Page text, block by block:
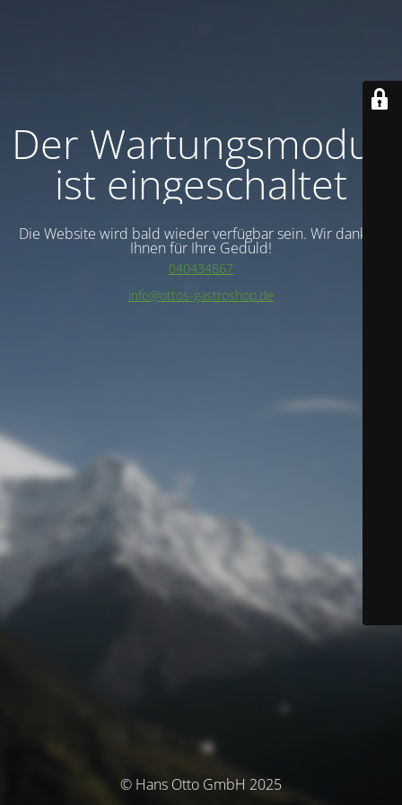
Der Wartungsmodus
ist eingeschaltet
Die Website wird bald wieder verfügbar sein. Wir danken
Ihnen für Ihre Geduld!
040434867
info@ottos-gastroshop.de
© Hans Otto GmbH 2025